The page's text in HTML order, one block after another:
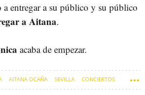
a entregar a su público y su público
a Aitana.
acaba de empezar.
AITANA OCAÑA SEVILLA CONCIERTOS